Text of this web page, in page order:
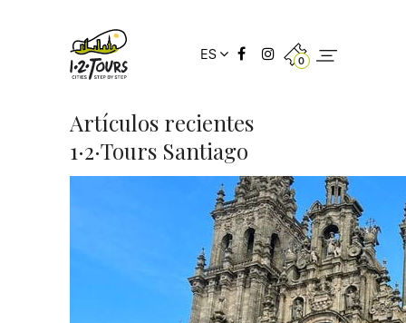
ES 0
Artículos recientes
1·2·Tours Santiago